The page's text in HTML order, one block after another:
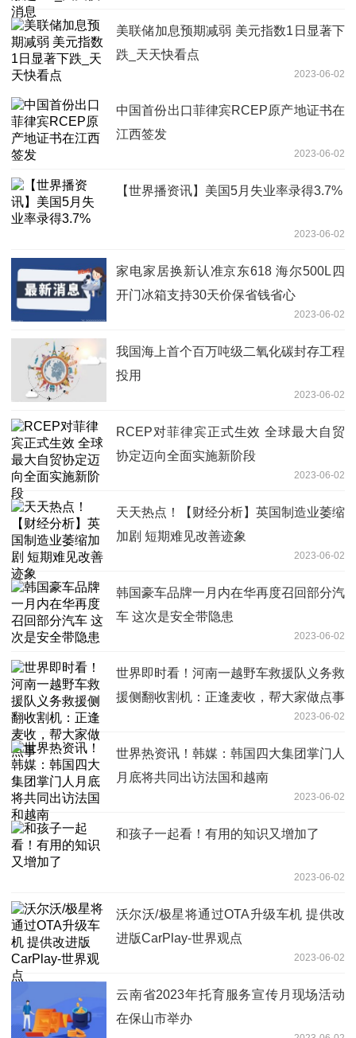
美联储加息预期减弱 美元指数1日显著下
跌_天天快看点
2023-06-02
中国首份出口菲律宾RCEP原产地证书在
江西签发
2023-06-02
【世界播资讯】美国5月失业率录得3.7%
2023-06-02
家电家居换新认准京东618 海尔500L四
开门冰箱支持30天价保省钱省心
2023-06-02
我国海上首个百万吨级二氧化碳封存工程
投用
2023-06-02
RCEP对菲律宾正式生效 全球最大自贸
协定迈向全面实施新阶段
2023-06-02
天天热点！【财经分析】英国制造业萎缩
加剧 短期难见改善迹象
2023-06-02
韩国豪车品牌一月内在华再度召回部分汽
车 这次是安全带隐患
2023-06-02
世界即时看！河南一越野车救援队义务救
援侧翻收割机：正逢麦收，帮大家做点事
2023-06-02
世界热资讯！韩媒：韩国四大集团掌门人
月底将共同出访法国和越南
2023-06-02
和孩子一起看！有用的知识又增加了
2023-06-02
沃尔沃/极星将通过OTA升级车机 提供改
进版CarPlay-世界观点
2023-06-02
云南省2023年托育服务宣传月现场活动
在保山市举办